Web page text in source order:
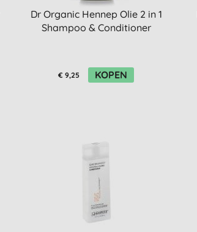
Dr Organic Hennep Olie 2 in 1
Shampoo & Conditioner
€ 9,25 KOPEN